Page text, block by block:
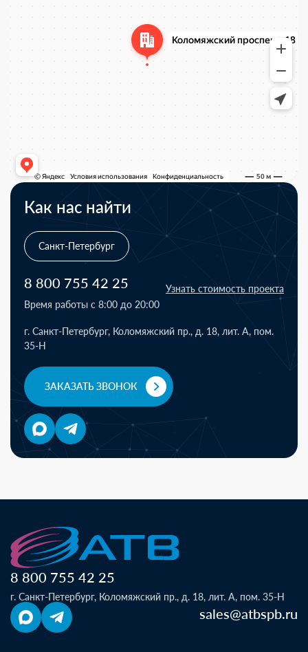
Как нас найти
Санкт-Петербург
8 800 755 42 25
Время работы с 8:00 до 20:00
Узнать стоимость проекта
г. Санкт-Петербург, Коломяжский пр., д. 18, лит. А, пом.
35-Н
ЗАКАЗАТЬ ЗВОНОК
8 800 755 42 25
г. Санкт-Петербург, Коломяжский пр., д. 18, лит. А, пом. 35-Н
sales@atbspb.ru